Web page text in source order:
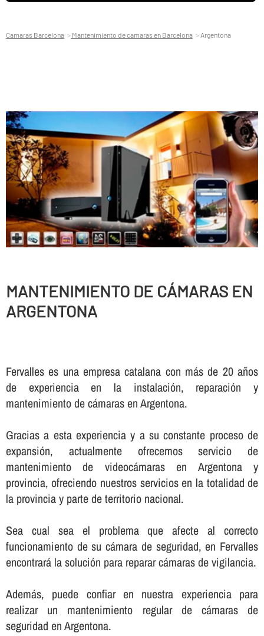
Camaras Barcelona Mantenimiento de camaras en Barcelona Argentona
MANTENIMIENTO DE CÁMARAS EN
ARGENTONA
Fervalles es una empresa catalana con más de 20 años
de experiencia en la instalación, reparación y
mantenimiento de cámaras en Argentona.
Gracias a esta experiencia y a su constante proceso de
expansión, actualmente ofrecemos servicio de
mantenimiento de videocámaras en Argentona y
provincia, ofreciendo nuestros servicios en la totalidad de
la provincia y parte de territorio nacional.
Sea cual sea el problema que afecte al correcto
funcionamiento de su cámara de seguridad, en Fervalles
encontrará la solución para reparar cámaras de vigilancia.
Además, puede confiar en nuestra experiencia para
realizar un mantenimiento regular de cámaras de
seguridad en Argentona.